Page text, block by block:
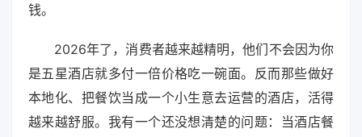
钱。
2026年了，消费者越来越精明，他们不会因为你
是五星酒店就多付一倍价格吃一碗面。反而那些做好
本地化、把餐饮当成一个小生意去运营的酒店，活得
越来越舒服。我有一个还没想清楚的问题：当酒店餐